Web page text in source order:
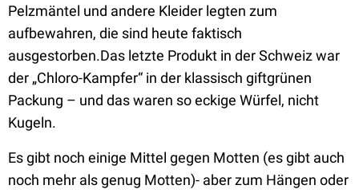
Pelzmäntel und andere Kleider legten zum
aufbewahren, die sind heute faktisch
ausgestorben.Das letzte Produkt in der Schweiz war
der „Chloro-Kampfer“ in der klassisch giftgrünen
Packung – und das waren so eckige Würfel, nicht
Kugeln.
Es gibt noch einige Mittel gegen Motten (es gibt auch
noch mehr als genug Motten)- aber zum Hängen oder